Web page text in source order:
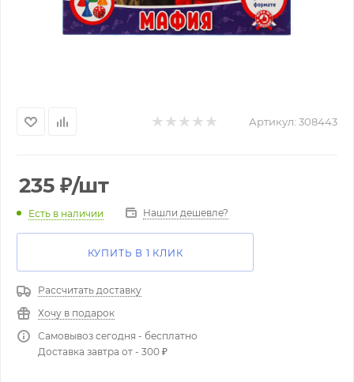
Артикул: 308443
235 ₽/шт
Есть в наличии Нашли дешевле?
КУПИТЬ В 1 КЛИК
Рассчитать доставку
Хочу в подарок
Самовывоз сегодня - бесплатно
Доставка завтра от - 300 ₽